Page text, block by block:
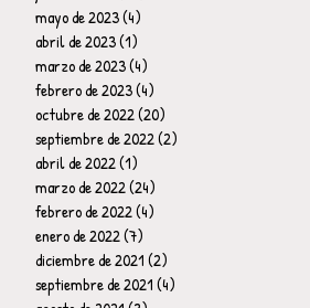
mayo de 2023(4)
abril de 2023(1)
marzo de 2023(4)
febrero de 2023(4)
octubre de 2022(20)
septiembre de 2022(2)
abril de 2022(1)
marzo de 2022(24)
febrero de 2022(4)
enero de 2022(7)
diciembre de 2021(2)
septiembre de 2021(4)